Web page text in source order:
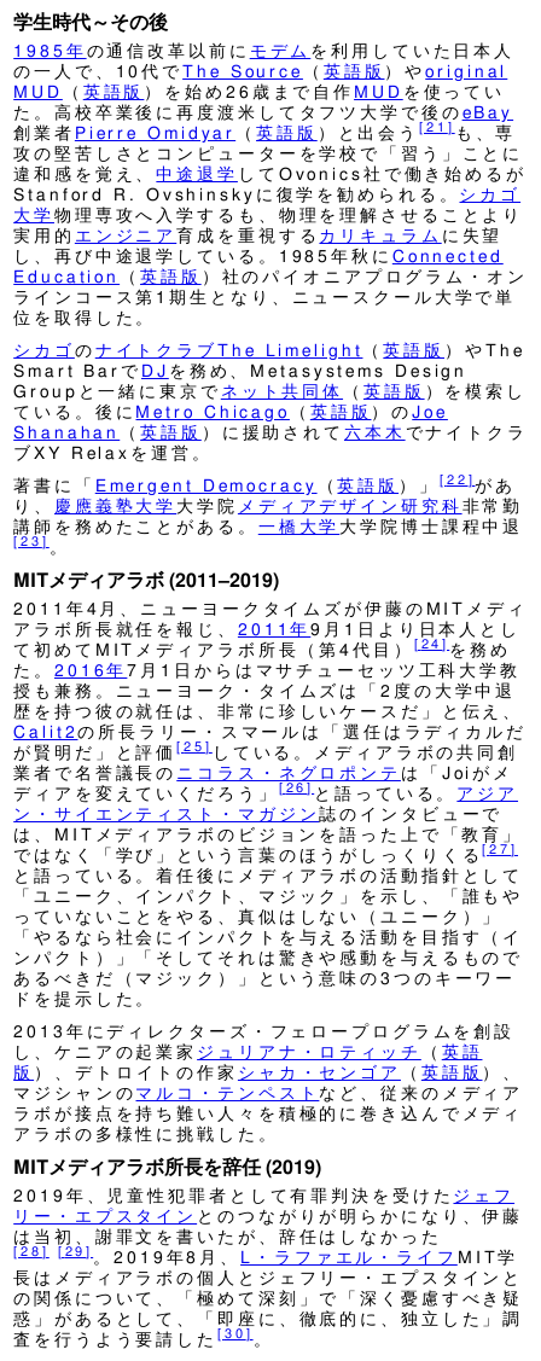
学生時代～その後
1985年 の通信改革以前に モデム を利用していた日本人
の一人で、10代でThe Source （ 英語版 ）やoriginal
MUD
（ 英語版 ） を始め26歳まで自作 MUD を使ってい
た。高校卒業後に再度渡米してタフツ大学で後の eBay
創業者 Pierre Omidyar （英語版 ） と出会う[21 ] も、専
攻の堅苦しさとコンピューターを学校で「習う」ことに
違和感を覚え、中途退学 してOvonics社で働き始めるが
Stanford R. Ovshinskyに復学を勧められる。 シカゴ
大学 物理専攻へ入学するも、物理を理解させることより
実用的 エンジニア育成を重視する カリキュラム に失望
し、再び中途退学している。1985年秋に Connected
Education
（英語版 ） 社のパイオニアプログラム・オン
ラインコース第1期生となり、ニュースクール大学で単
位を取得した。
シカゴ の ナイトクラブThe Limelight （英語版 ） やThe
Smart Barで DJ を務め、Metasystems Design
Groupと一緒に東京で ネット共同体 （ 英語版 ） を模索し
ている。後に Metro Chicago （ 英語版 ）のJoe
Shanahan
（英語版 ） に援助されて 六本木 でナイトクラ
ブXY Relaxを運営。
著書に「 Emergent Democracy （英語版 ） 」[ 22 ] があ
り、 慶應義塾大学 大学院 メディアデザイン研究科 非常勤
講師を務めたことがある。 一橋大学 大学院博士課程中退
[23 ] 。
MITメディアラボ (2011–2019)
2011年4月、ニューヨークタイムズが伊藤のMITメディ
アラボ所長就任を報じ、 2011年9月1日より日本人とし
て初めてMITメディアラボ所長（第4代目）
[ 24] を務め
た。 2016年7月1日からはマサチューセッツ工科大学教
授も兼務。ニューヨーク・タイムズは「2度の大学中退
歴を持つ彼の就任は、非常に珍しいケースだ」と伝え、
Calit2の所長ラリー・スマールは「選任はラディカルだ
が賢明だ」と評価[25 ] している。メディアラボの共同創
業者で名誉議長の ニコラス・ネグロポンテ は「Joiがメ
ディアを変えていくだろう」
[ 26] と語っている。 アジア
ン・サイエンティスト・マガジン誌のインタビューで
は、MITメディアラボのビジョンを語った上で「教育」
ではなく「学び」という言葉のほうがしっくりくる[27]
と語っている。着任後にメディアラボの活動指針として
「ユニーク、インパクト、マジック」を示し、「誰もや
っていないことをやる、真似はしない（ユニーク）」
「やるなら社会にインパクトを与える活動を目指す（イ
ンパクト）」「そしてそれは驚きや感動を与えるもので
あるべきだ（マジック）」という意味の3つのキーワー
ドを提示した。
2013年にディレクターズ・フェロープログラムを創設
し、ケニアの起業家 ジュリアナ・ロティッチ （ 英語
版 ） 、デトロイトの作家 シャカ・センゴア （ 英語版 ）
マジシャンの マルコ・テンペスト など、従来のメディア
ラボが接点を持ち難い人々を積極的に巻き込んでメディ
アラボの多様性に挑戦した。
MITメディアラボ所長を辞任 (2019)
2019年、児童性犯罪者として有罪判決を受けた ジェフ
リー・エプスタイン とのつながりが明らかになり、伊藤
は当初、謝罪文を書いたが、辞任はしなかった
[28 ] [ 29] 。2019年8月、 L・ラファエル・ライフ MIT学
長はメディアラボの個人とジェフリー・エプスタインと
の関係について、「極めて深刻」で「深く憂慮すべき疑
惑」があるとして、「即座に、徹底的に、独立した」調
査を行うよう要請した[ 30 ] 。